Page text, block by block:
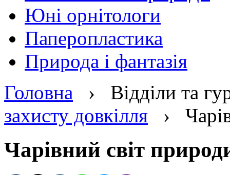
Юні орнітологи
Паперопластика
Природа і фантазія
Головна › Відділи та
захисту довкілля ›
Чарівний світ